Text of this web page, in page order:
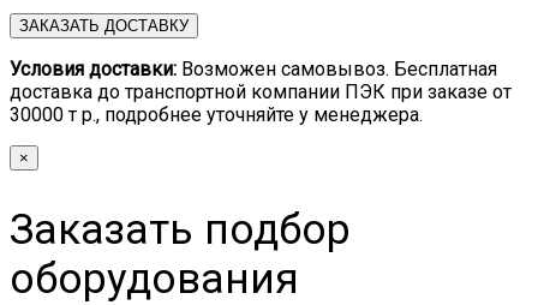
Условия доставки: Возможен самовывоз. Бесплатная
доставка до транспортной компании ПЭК при заказе от
30000 т р., подробнее уточняйте у менеджера.
×
Заказать подбор
оборудования